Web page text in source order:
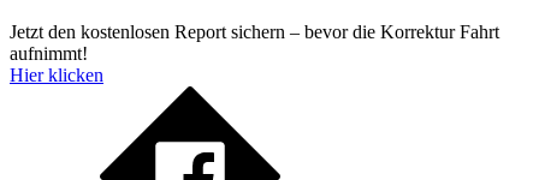
Jetzt den kostenlosen Report sichern – bevor die Korrektur Fahrt
aufnimmt!
Hier klicken